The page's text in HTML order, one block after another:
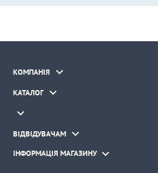
КОМПАНІЯ 
КАТАЛОГ 

ВІДВІДУВАЧАМ 
ІНФОРМАЦІЯ МАГАЗИНУ 